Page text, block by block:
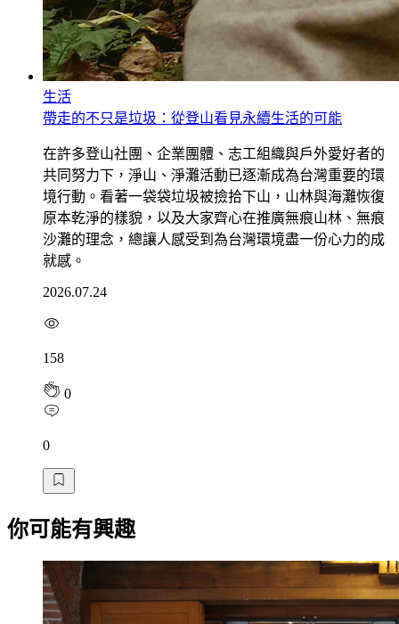
生活
帶走的不只是垃圾：從登山看見永續生活的可能
在許多登山社團、企業團體、志工組織與戶外愛好者的
共同努力下，淨山、淨灘活動已逐漸成為台灣重要的環
境行動。看著一袋袋垃圾被撿拾下山，山林與海灘恢復
原本乾淨的樣貌，以及大家齊心在推廣無痕山林、無痕
沙灘的理念，總讓人感受到為台灣環境盡一份心力的成
就感。
2026.07.24
158
0
0
你可能有興趣